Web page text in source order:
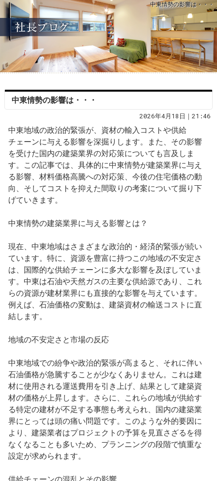
中東情勢の影響は・・・
中東情勢の影響は・・・
2026年4月18日｜21:46
中東地域の政治的緊張が、資材の輸入コストや供給
チェーンに与える影響を深掘りします。また、その影響
を受けた国内の建築業界の対応策についても言及しま
す。この記事では、具体的に中東情勢が建築業界に与え
る影響、材料価格高騰への対応策、今後の住宅価格の動
向、そしてコストを抑えた間取りの考案について掘り下
げていきます。
中東情勢の建築業界に与える影響とは？
現在、中東地域はさまざまな政治的・経済的緊張が続い
ています。特に、資源を豊富に持つこの地域の不安定さ
は、国際的な供給チェーンに多大な影響を及ぼしていま
す。中東は石油や天然ガスの主要な供給源であり、これ
らの資源が建材業界にも直接的な影響を与えています。
例えば、石油価格の変動は、建築資材の輸送コストに直
結します。
地域の不安定さと市場の反応
中東地域での紛争や政治的緊張が高まると、それに伴い
石油価格が急騰することが少なくありません。これは建
材に使用される運送費用を引き上げ、結果として建築資
材の価格が上昇します。さらに、これらの地域が供給す
る特定の建材が不足する事態も考えられ、国内の建築業
界にとっては頭の痛い問題です。このような外的要因に
より、建築業者はプロジェクトの予算を見直さざるを得
なくなることも多いため、プランニングの段階で慎重な
設定が求められます。